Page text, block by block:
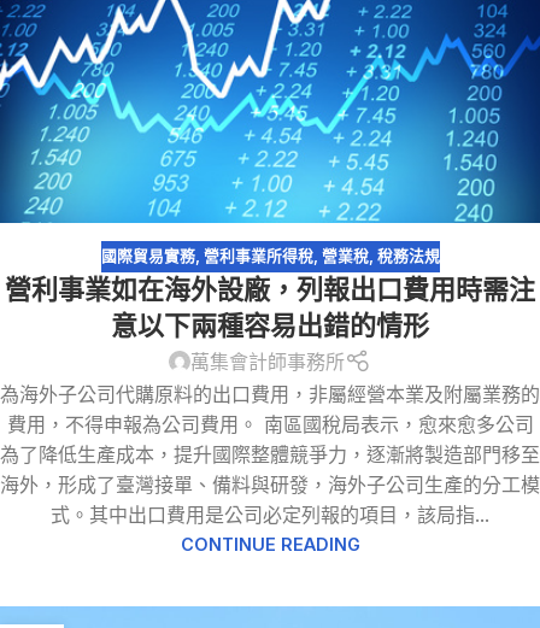
國際貿易實務, 營利事業所得稅, 營業稅, 稅務法規
營利事業如在海外設廠，列報出口費用時需注
意以下兩種容易出錯的情形
萬集會計師事務所
為海外子公司代購原料的出口費用，非屬經營本業及附屬業務的
費用，不得申報為公司費用。 南區國稅局表示，愈來愈多公司
為了降低生產成本，提升國際整體競爭力，逐漸將製造部門移至
海外，形成了臺灣接單、備料與研發，海外子公司生產的分工模
式。其中出口費用是公司必定列報的項目，該局指...
CONTINUE READING